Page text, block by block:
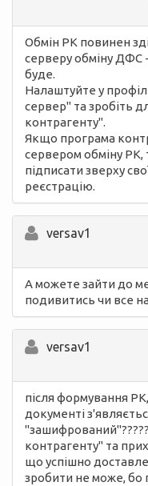
Обмін РК повинен
серверу обміну ДФС
буде.
Налаштуйте у
сервер" та зробіть
контрагенту".
Якщо програма
сервером обміну
підписати зверху
реєстрацію.
versav1
А можете зайти до
подивитись чи все
versav1
після формування
документі
контрагенту" та
що успішно
зробити не може, бо